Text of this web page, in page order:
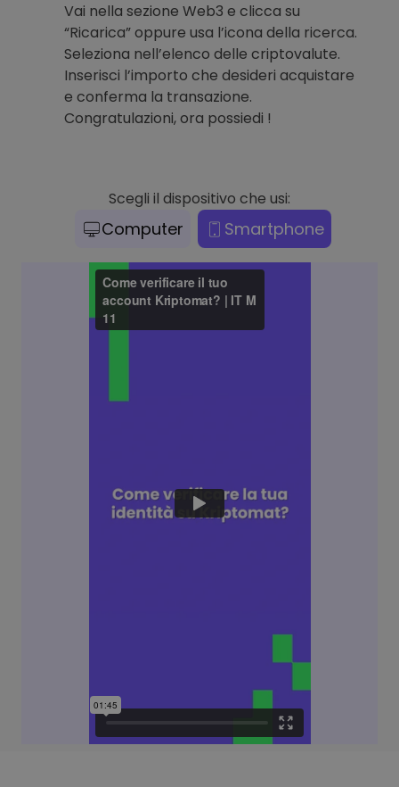
Vai nella sezione Web3 e clicca su
“Ricarica” oppure usa l’icona della ricerca.
Seleziona nell’elenco delle criptovalute.
Inserisci l’importo che desideri acquistare
e conferma la transazione.
Congratulazioni, ora possiedi !
Scegli il dispositivo che usi:
Computer Smartphone